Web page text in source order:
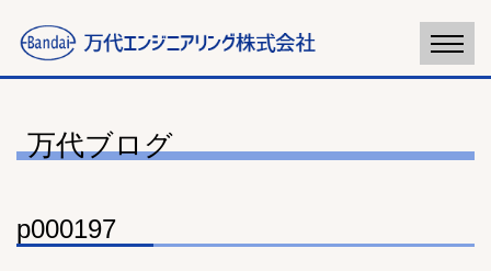
万代ブログ
p000197